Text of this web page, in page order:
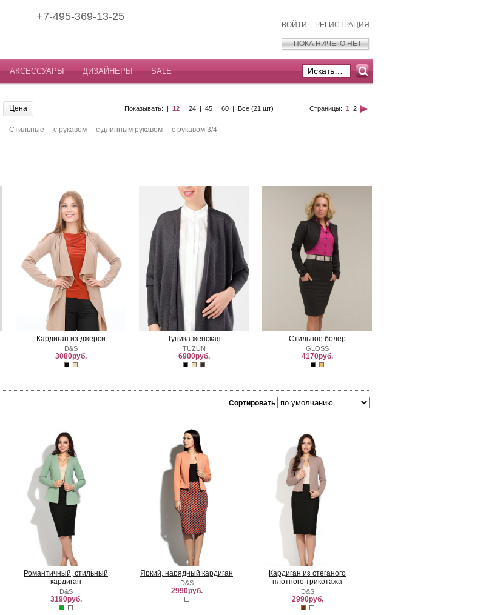
+7-495-369-13-25
ВОЙТИ РЕГИСТРАЦИЯ
ПОКА НИЧЕГО НЕТ
АКСЕССУАРЫ ДИЗАЙНЕРЫ SALE
Цена Страницы: 1 2
Показывать: | 12 | 24 | 45 | 60 | Все (21 шт) |
Стильные с рукавом с длинным рукавом с рукавом 3/4
Кардиган из джерси
D&S
3080руб.
Туника женская
TÜZÜN
6900руб.
Стильное болер
GLOSS
4170руб.
Сортировать
Романтичный, стильный
кардиган
D&S
3190руб.
Яркий, нарядный кардиган
D&S
2990руб.
Кардиган из стеганого
плотного трикотажа
D&S
2990руб.